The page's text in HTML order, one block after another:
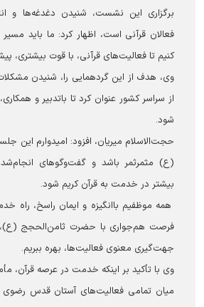
برگزاری این نشست، شنیدن دغدغه‌ها و
فعالان قرآنی است، اظهار کرد: ما باید مسیر
کنیم تا فعالیت‌های قرآنی، با قوت بیشتری،
وی، هدف از این گردهمایی را، شنیدن
از سراسر کشور عنوان کرد تا باتدبیر و
شود.
حجت‌الاسلام میریان، افزود: امیدوارم این
(ع) مثمرثمر باشد و گفت‌وگوهای
بیشتر در خدمت به قرآن کریم شود.
همه موظفیم باانگیزه و ایمان راسخ، راه
فرصت هم‌جواری با حضرت ثامن‌الحجج (ع)،
جهت‌گیری معنوی فعالیت‌ها، بهره ببریم.
وی با تأکید بر اینکه خدمت در عرصه قرآن،
میان تمامی فعالیت‌های آستان قدس رضوی